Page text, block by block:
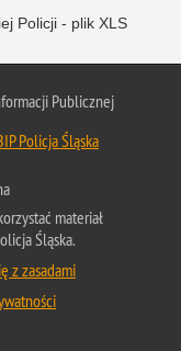
Policji - plik XLS
Publicznej
Policja Śląska
materiał
Śląska.
z zasadami